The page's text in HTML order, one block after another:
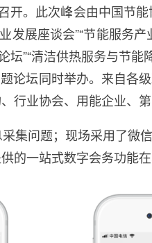
。此次峰会由中国节
展座谈会”“节能服务
坛”“清洁供热服务与节
论坛同时举办。来自
业协会、用能企业、
问题；现场采用了微
一站式数字会务功能